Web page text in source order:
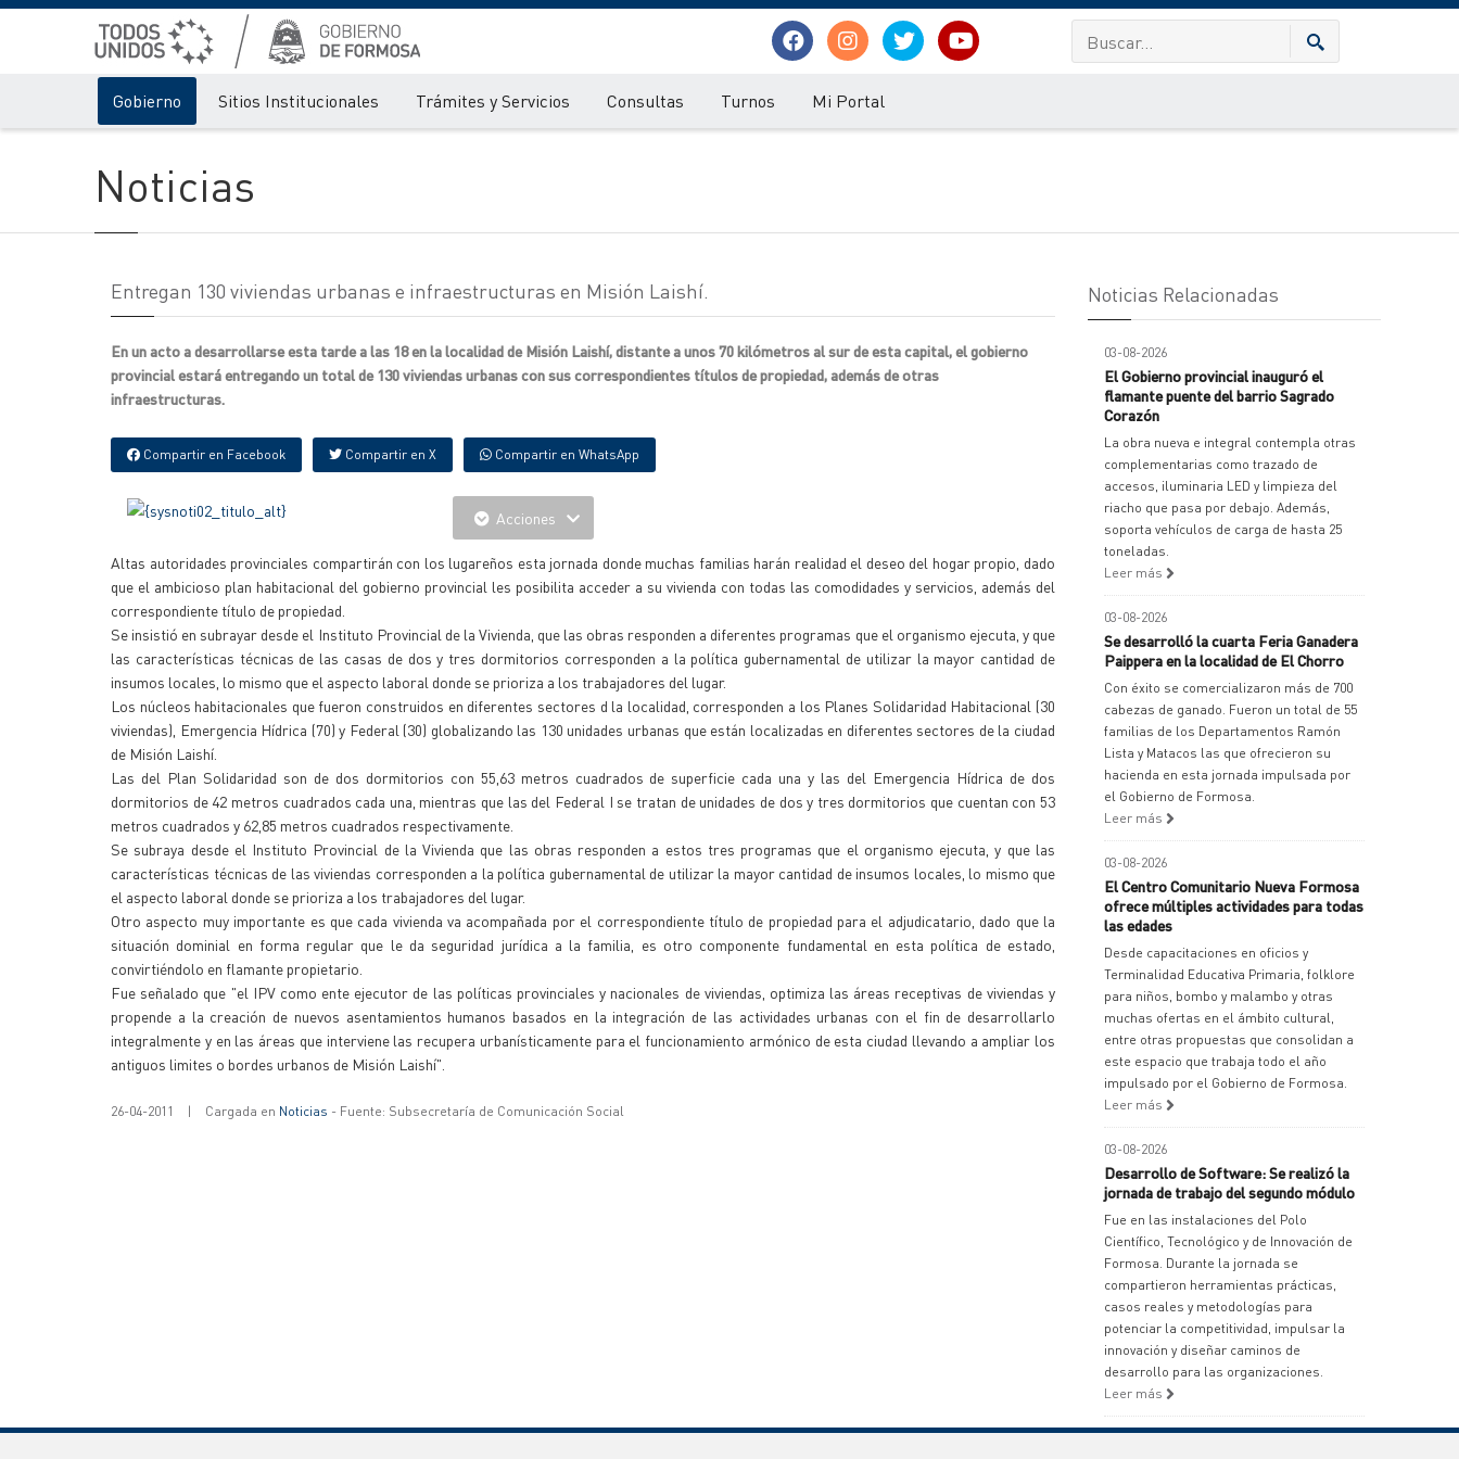
Gobierno Sitios Institucionales Trámites y Servicios Consultas Turnos Mi Portal
Noticias
Entregan 130 viviendas urbanas e infraestructuras en Misión Laishí.
En un acto a desarrollarse esta tarde a las 18 en la localidad de Misión Laishí, distante a unos 70 kilómetros al sur de esta capital, el gobierno
provincial estará entregando un total de 130 viviendas urbanas con sus correspondientes títulos de propiedad, además de otras
infraestructuras.
Compartir en Facebook Compartir en X Compartir en WhatsApp
Acciones
Altas autoridades provinciales compartirán con los lugareños esta jornada donde muchas familias harán realidad el deseo del hogar propio, dado
que el ambicioso plan habitacional del gobierno provincial les posibilita acceder a su vivienda con todas las comodidades y servicios, además del
correspondiente título de propiedad.
Se insistió en subrayar desde el Instituto Provincial de la Vivienda, que las obras responden a diferentes programas que el organismo ejecuta, y que
las características técnicas de las casas de dos y tres dormitorios corresponden a la política gubernamental de utilizar la mayor cantidad de
insumos locales, lo mismo que el aspecto laboral donde se prioriza a los trabajadores del lugar.
Los núcleos habitacionales que fueron construidos en diferentes sectores d la localidad, corresponden a los Planes Solidaridad Habitacional (30
viviendas), Emergencia Hídrica (70) y Federal (30) globalizando las 130 unidades urbanas que están localizadas en diferentes sectores de la ciudad
de Misión Laishí.
Las del Plan Solidaridad son de dos dormitorios con 55,63 metros cuadrados de superficie cada una y las del Emergencia Hídrica de dos
dormitorios de 42 metros cuadrados cada una, mientras que las del Federal I se tratan de unidades de dos y tres dormitorios que cuentan con 53
metros cuadrados y 62,85 metros cuadrados respectivamente.
Se subraya desde el Instituto Provincial de la Vivienda que las obras responden a estos tres programas que el organismo ejecuta, y que las
características técnicas de las viviendas corresponden a la política gubernamental de utilizar la mayor cantidad de insumos locales, lo mismo que
el aspecto laboral donde se prioriza a los trabajadores del lugar.
Otro aspecto muy importante es que cada vivienda va acompañada por el correspondiente título de propiedad para el adjudicatario, dado que la
situación dominial en forma regular que le da seguridad jurídica a la familia, es otro componente fundamental en esta política de estado,
convirtiéndolo en flamante propietario.
Fue señalado que "el IPV como ente ejecutor de las políticas provinciales y nacionales de viviendas, optimiza las áreas receptivas de viviendas y
propende a la creación de nuevos asentamientos humanos basados en la integración de las actividades urbanas con el fin de desarrollarlo
integralmente y en las áreas que interviene las recupera urbanísticamente para el funcionamiento armónico de esta ciudad llevando a ampliar los
antiguos limites o bordes urbanos de Misión Laishí".
26-04-2011 | Cargada en Noticias - Fuente: Subsecretaría de Comunicación Social
Noticias Relacionadas
03-08-2026
El Gobierno provincial inauguró el
flamante puente del barrio Sagrado
Corazón
La obra nueva e integral contempla otras
complementarias como trazado de
accesos, iluminaria LED y limpieza del
riacho que pasa por debajo. Además,
soporta vehículos de carga de hasta 25
toneladas.
Leer más
03-08-2026
Se desarrolló la cuarta Feria Ganadera
Paippera en la localidad de El Chorro
Con éxito se comercializaron más de 700
cabezas de ganado. Fueron un total de 55
familias de los Departamentos Ramón
Lista y Matacos las que ofrecieron su
hacienda en esta jornada impulsada por
el Gobierno de Formosa.
Leer más
03-08-2026
El Centro Comunitario Nueva Formosa
ofrece múltiples actividades para todas
las edades
Desde capacitaciones en oficios y
Terminalidad Educativa Primaria, folklore
para niños, bombo y malambo y otras
muchas ofertas en el ámbito cultural,
entre otras propuestas que consolidan a
este espacio que trabaja todo el año
impulsado por el Gobierno de Formosa.
Leer más
03-08-2026
Desarrollo de Software: Se realizó la
jornada de trabajo del segundo módulo
Fue en las instalaciones del Polo
Científico, Tecnológico y de Innovación de
Formosa. Durante la jornada se
compartieron herramientas prácticas,
casos reales y metodologías para
potenciar la competitividad, impulsar la
innovación y diseñar caminos de
desarrollo para las organizaciones.
Leer más